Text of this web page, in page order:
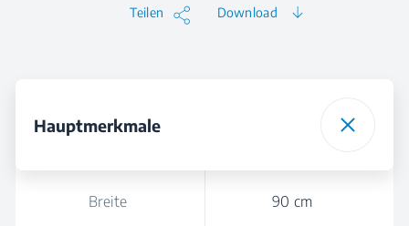
Teilen Download
Hauptmerkmale
Breite 90 cm